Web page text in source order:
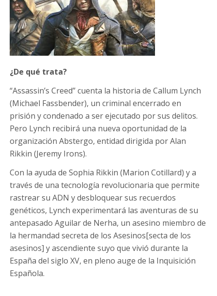
¿De qué trata?
“Assassin’s Creed” cuenta la historia de Callum Lynch
(Michael Fassbender), un criminal encerrado en
prisión y condenado a ser ejecutado por sus delitos.
Pero Lynch recibirá una nueva oportunidad de la
organización Abstergo, entidad dirigida por Alan
Rikkin (Jeremy Irons).
Con la ayuda de Sophia Rikkin (Marion Cotillard) y a
través de una tecnología revolucionaria que permite
rastrear su ADN y desbloquear sus recuerdos
genéticos, Lynch experimentará las aventuras de su
antepasado Aguilar de Nerha, un asesino miembro de
la hermandad secreta de los Asesinos[secta de los
asesinos] y ascendiente suyo que vivió durante la
España del siglo XV, en pleno auge de la Inquisición
Española.